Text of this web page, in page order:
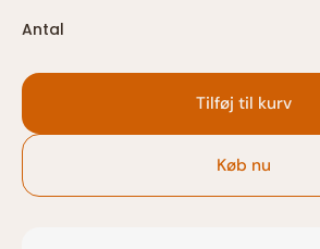
Antal
Tilføj til kurv
Køb nu